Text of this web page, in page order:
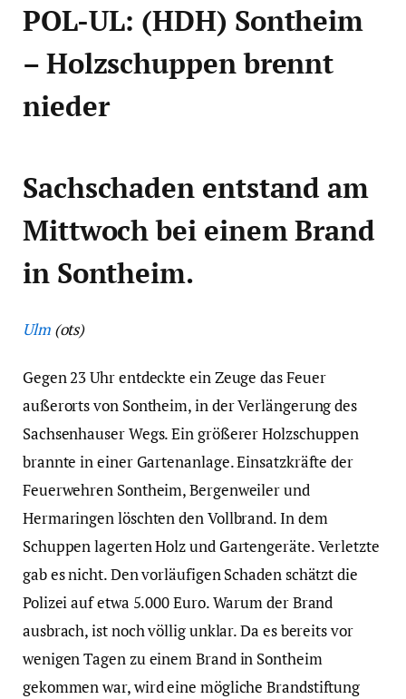
POL-UL: (HDH) Sontheim
– Holzschuppen brennt
nieder
Sachschaden entstand am
Mittwoch bei einem Brand
in Sontheim.
Ulm(ots)
Gegen 23 Uhr entdeckte ein Zeuge das Feuer
außerorts von Sontheim, in der Verlängerung des
Sachsenhauser Wegs. Ein größerer Holzschuppen
brannte in einer Gartenanlage. Einsatzkräfte der
Feuerwehren Sontheim, Bergenweiler und
Hermaringen löschten den Vollbrand. In dem
Schuppen lagerten Holz und Gartengeräte. Verletzte
gab es nicht. Den vorläufigen Schaden schätzt die
Polizei auf etwa 5.000 Euro. Warum der Brand
ausbrach, ist noch völlig unklar. Da es bereits vor
wenigen Tagen zu einem Brand in Sontheim
gekommen war, wird eine mögliche Brandstiftung